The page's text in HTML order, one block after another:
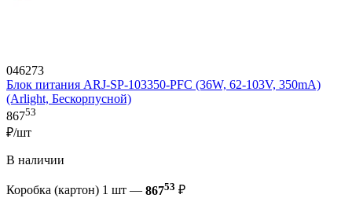
046273
Блок питания ARJ-SP-103350-PFC (36W, 62-103V, 350mA)
(Arlight, Бескорпусной)
86753
₽/шт
В наличии
Коробка (картон) 1 шт — 86753 ₽